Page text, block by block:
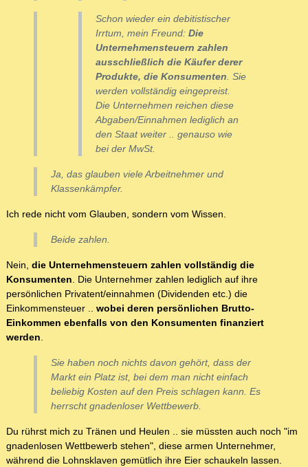
Schon wieder ein debitistischer
Irrtum, mein Freund: Die
Unternehmensteuern zahlen
ausschließlich die Käufer derer
Produkte, die Konsumenten. Sie
werden vollständig eingepreist.
Die Unternehmen reichen diese
Abgaben/Einnahmen lediglich an
den Staat weiter .. genauso wie
bei der MwSt.
Ja, das glauben viele Arbeitnehmer und
Klassenkämpfer.
Ich rede nicht vom Glauben, sondern vom Wissen.
Beide zahlen.
Nein, die Unternehmensteuern zahlen vollständig die
Konsumenten. Die Unternehmer zahlen lediglich auf ihre
persönlichen Privatent/einnahmen (Dividenden etc.) die
Einkommensteuer .. wobei deren persönlichen Brutto-
Einkommen ebenfalls von den Konsumenten finanziert
werden.
Sie haben noch nichts davon gehört, dass der
Markt ein Platz ist, bei dem man nicht einfach
beliebig Kosten auf den Preis schlagen kann. Es
herrscht gnadenloser Wettbewerb.
Du rührst mich zu Tränen und Heulen .. sie müssten auch noch "im
gnadenlosen Wettbewerb stehen", diese armen Unternehmer,
während die Lohnsklaven gemütlich ihre Eier schaukeln lassen.